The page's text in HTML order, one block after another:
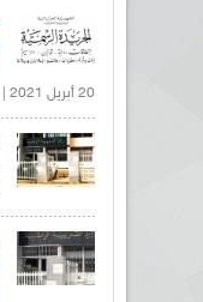
20 أبريل 2021 |